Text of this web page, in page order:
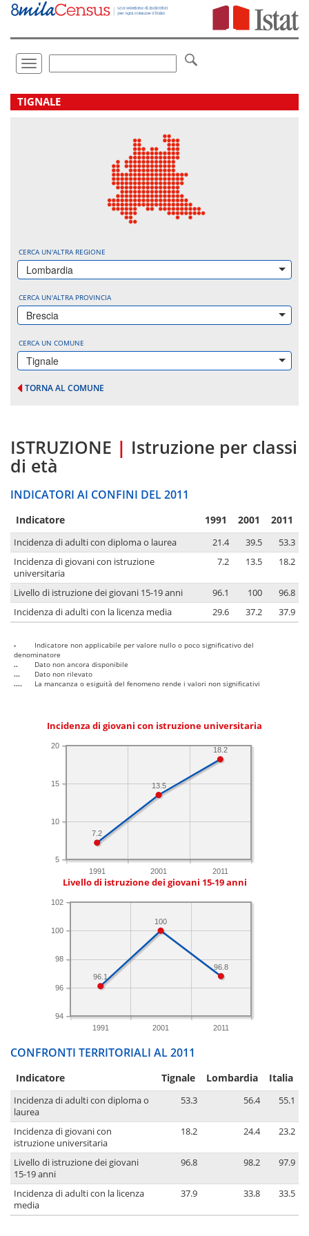
Vai
direttamente
Toggle
navigation
.
TIGNALE
CERCA UN'ALTRA REGIONE
Lombardia
CERCA UN'ALTRA PROVINCIA
Brescia
CERCA UN COMUNE
Tignale
TORNA AL COMUNE
ISTRUZIONE | Istruzione per classi
di età
INDICATORI AI CONFINI DEL 2011
Indicatore 1991 2001 2011
Incidenza di adulti con diploma o laurea 21.4 39.5
53.3
Incidenza di giovani con istruzione
universitaria
7.2 13.5 18.2
Livello di istruzione dei giovani 15-19 anni 96.1 100
96.8
Incidenza di adulti con la licenza media
29.6 37.2 37.9
-
Indicatore non applicabile per valore nullo o poco significativo del
denominatore
..
Dato non ancora disponibile
...
Dato non rilevato
....
La mancanza o esiguità del fenomeno rende i valori non significativi
Incidenza di giovani con istruzione universitaria
1991 2001 2011
5
10
15
20
18.2
13.5
7.2
Livello di istruzione dei giovani 15-19 anni
1991 2001 2011
94
96
98
100
102
96.8
100
96.1
CONFRONTI TERRITORIALI AL 2011
Indicatore Tignale Lombardia Italia
Incidenza di adulti con diploma o
laurea
53.3 56.4 55.1
Incidenza di giovani con
istruzione universitaria
18.2 24.4 23.2
Livello di istruzione dei giovani
15-19 anni
96.8 98.2 97.9
Incidenza di adulti con la licenza
media
37.9 33.8 33.5